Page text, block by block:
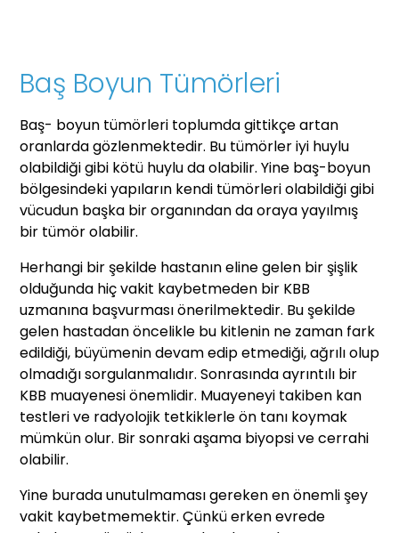
Baş Boyun Tümörleri
Baş- boyun tümörleri toplumda gittikçe artan
oranlarda gözlenmektedir. Bu tümörler iyi huylu
olabildiği gibi kötü huylu da olabilir. Yine baş-boyun
bölgesindeki yapıların kendi tümörleri olabildiği gibi
vücudun başka bir organından da oraya yayılmış
bir tümör olabilir.
Herhangi bir şekilde hastanın eline gelen bir şişlik
olduğunda hiç vakit kaybetmeden bir KBB
uzmanına başvurması önerilmektedir. Bu şekilde
gelen hastadan öncelikle bu kitlenin ne zaman fark
edildiği, büyümenin devam edip etmediği, ağrılı olup
olmadığı sorgulanmalıdır. Sonrasında ayrıntılı bir
KBB muayenesi önemlidir. Muayeneyi takiben kan
testleri ve radyolojik tetkiklerle ön tanı koymak
mümkün olur. Bir sonraki aşama biyopsi ve cerrahi
olabilir.
Yine burada unutulmaması gereken en önemli şey
vakit kaybetmemektir. Çünkü erken evrede